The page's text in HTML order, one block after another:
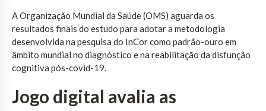
A Organização Mundial da Saúde (OMS) aguarda os
resultados finais do estudo para adotar a metodologia
desenvolvida na pesquisa do InCor como padrão-ouro em
âmbito mundial no diagnóstico e na reabilitação da disfunção
cognitiva pós-covid-19.
Jogo digital avalia as